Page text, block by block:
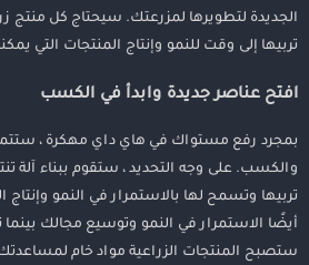
الجديدة لتطويرها لمزرعتك. سيحتاج كل منتج
تربيها إلى وقت للنمو وإنتاج المنتجات التي
افتح عناصر جديدة وابدأ في الكسب
بمجرد رفع مستواك في هاي داي مهكرة ،
والكسب. على وجه التحديد ، ستقوم ببناء آلة
تربيها وتسمح لها بالاستمرار في النمو
أيضًا الاستمرار في النمو وتوسيع مجالك
ستصبح المنتجات الزراعية مواد خام